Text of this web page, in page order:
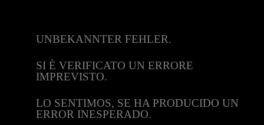
UNBEKANNTER FEHLER.
SI È VERIFICATO UN ERRORE
IMPREVISTO.
LO SENTIMOS, SE HA PRODUCIDO UN
ERROR INESPERADO.